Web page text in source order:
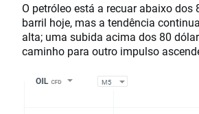
O petróleo está a recuar abaixo dos
barril hoje, mas a tendência
alta; uma subida acima dos 80
caminho para outro impulso